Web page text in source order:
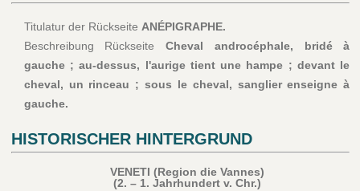
Titulatur der Rückseite ANÉPIGRAPHE.
Beschreibung RückseiteCheval androcéphale, bridé à
gauche ; au-dessus, l'aurige tient une hampe ; devant le
cheval, un rinceau ; sous le cheval, sanglier enseigne à
gauche.
HISTORISCHER HINTERGRUND
VENETI (Region die Vannes)
(2. – 1. Jahrhundert v. Chr.)